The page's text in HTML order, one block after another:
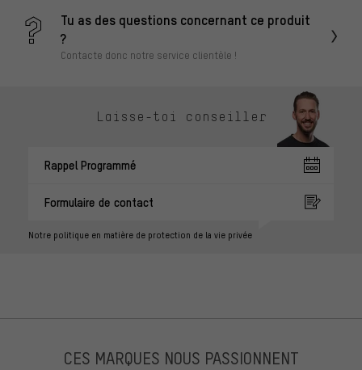
Tu as des questions concernant ce produit
?
Contacte donc notre service clientèle !
Laisse-toi conseiller
Rappel Programmé
Formulaire de contact
Notre politique en matière de protection de la vie privée
CES MARQUES NOUS PASSIONNENT